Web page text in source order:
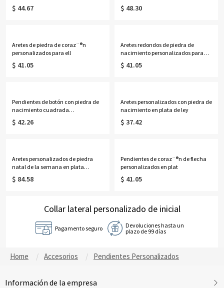
$ 44.67 $ 48.30
Aretes de piedra de coraz¨®n
personalizados para ell
$ 41.05
Aretes redondos de piedra de
nacimiento personalizados para
ella
$ 41.05
Pendientes de botón con piedra de
nacimiento cuadrada
personalizada en plata
$ 42.26
Aretes personalizados con piedra de
nacimiento en plata de ley
$ 37.42
Aretes personalizados de piedra
natal de la semana en plata
Paquete de 7
$ 84.58
Pendientes de coraz¨®n de flecha
personalizados en plat
$ 41.05
Collar lateral personalizado de inicial
Pagamento seguro
Devoluciones hasta un
plazo de 99 días
Home Accesorios Pendientes Personalizados
Información de la empresa